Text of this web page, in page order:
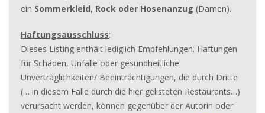
ein Sommerkleid, Rock oder Hosenanzug (Damen).
Haftungsausschluss:
Dieses Listing enthält lediglich Empfehlungen. Haftungen
für Schäden, Unfälle oder gesundheitliche
Unverträglichkeiten/ Beeinträchtigungen, die durch Dritte
(… in diesem Falle durch die hier gelisteten Restaurants…)
verursacht werden, können gegenüber der Autorin oder